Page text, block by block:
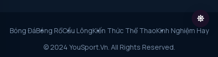
Bóng ĐáBóng RổCầu LôngKiến Thức Thể ThaoKinh Nghiệm Hay
© 2024 YouSport.vn. All Rights Reserved.